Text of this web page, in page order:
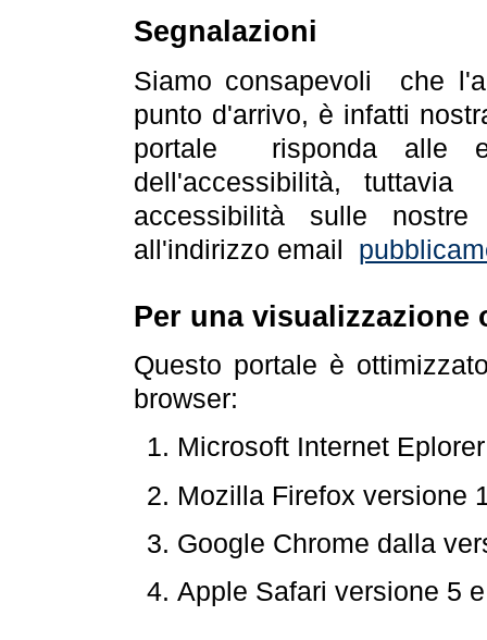
Segnalazioni
Siamo consapevoli che
punto d'arrivo, è infatti
portale risponda alle
dell'accessibilità,
accessibilità sulle
all'indirizzo email
Per una visualizzazione
Questo portale è
browser:
Microsoft Internet
Mozilla Firefox versione
Google Chrome dalla
Apple Safari versione 5